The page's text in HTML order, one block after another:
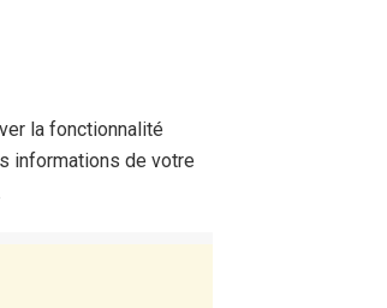
la fonctionnalité
informations de votre